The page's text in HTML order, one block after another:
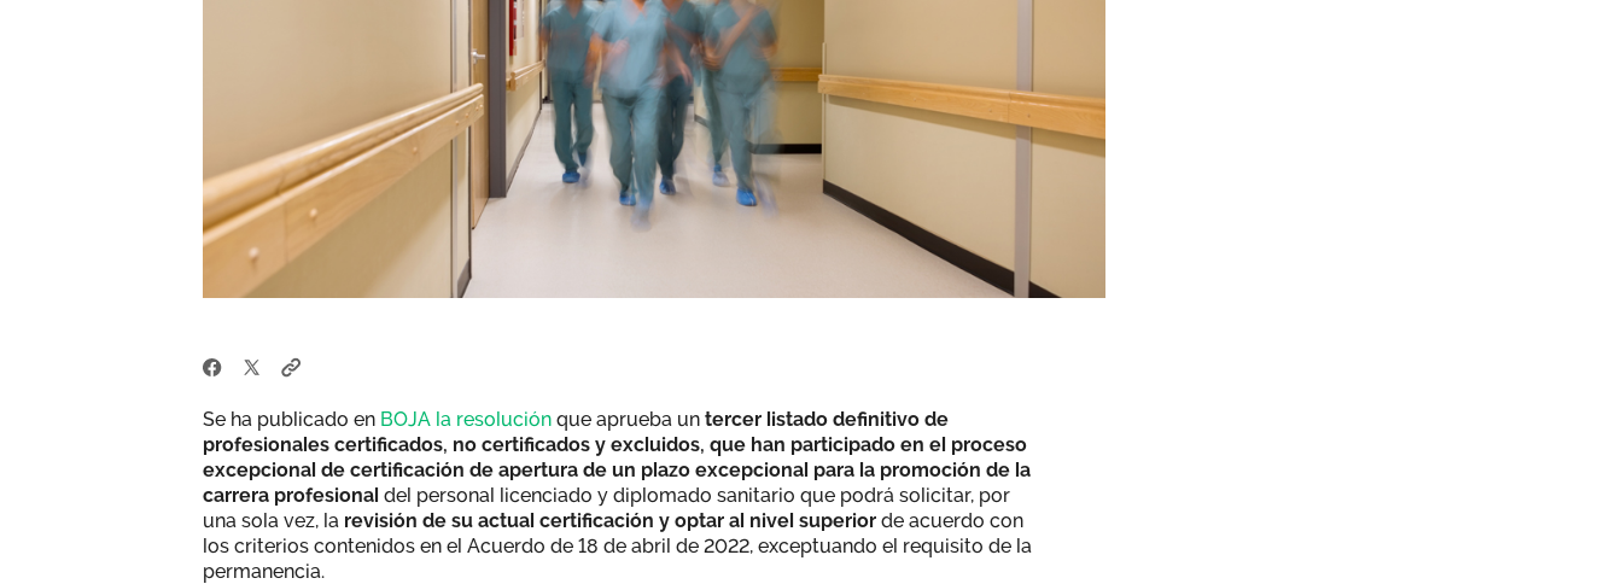
Se ha publicado en BOJA la resolución que aprueba un tercer listado definitivo de
profesionales certificados, no certificados y excluidos, que han participado en el proceso
excepcional de certificación de apertura de un plazo excepcional para la promoción de la
carrera profesional del personal licenciado y diplomado sanitario que podrá solicitar, por
una sola vez, la revisión de su actual certificación y optar al nivel superior de acuerdo con
los criterios contenidos en el Acuerdo de 18 de abril de 2022, exceptuando el requisito de la
permanencia.